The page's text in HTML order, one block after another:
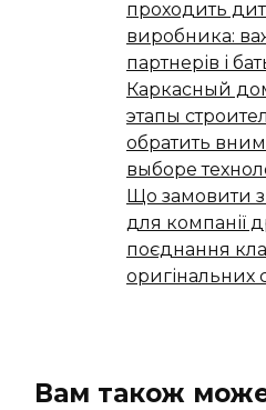
проходить
виробника:
партнерів і
Каркасный
этапы
обратить
выборе
Що замовити з
для компанії
поєднання
оригінальних
Вам також